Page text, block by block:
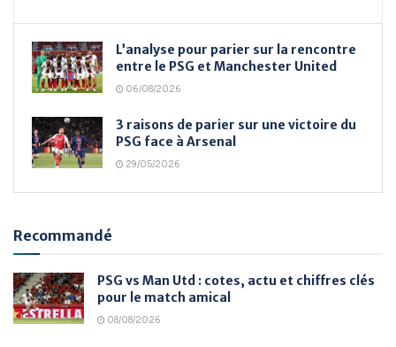
L’analyse pour parier sur la rencontre
entre le PSG et Manchester United
06/08/2026
3 raisons de parier sur une victoire du
PSG face à Arsenal
29/05/2026
Recommandé
PSG vs Man Utd : cotes, actu et chiffres clés
pour le match amical
08/08/2026